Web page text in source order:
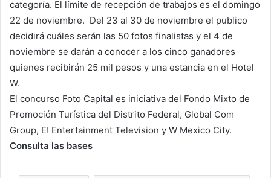
categoría. El límite de recepción de trabajos es el domingo
22 de noviembre. Del 23 al 30 de noviembre el publico
decidirá cuáles serán las 50 fotos finalistas y el 4 de
noviembre se darán a conocer a los cinco ganadores
quienes recibirán 25 mil pesos y una estancia en el Hotel
W.
El concurso Foto Capital es iniciativa del Fondo Mixto de
Promoción Turística del Distrito Federal, Global Com
Group, E! Entertainment Television y W Mexico City.
Consulta las bases